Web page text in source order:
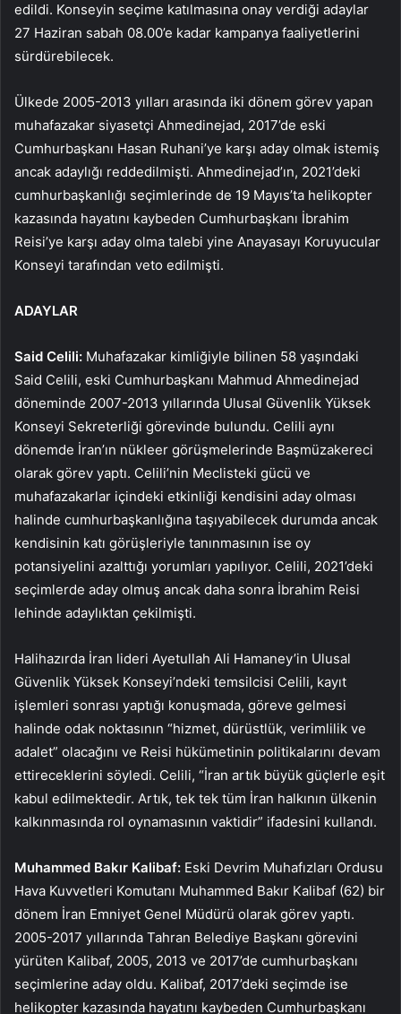
edildi. Konseyin seçime katılmasına onay verdiği adaylar
27 Haziran sabah 08.00’e kadar kampanya faaliyetlerini
sürdürebilecek.
Ülkede 2005-2013 yılları arasında iki dönem görev yapan
muhafazakar siyasetçi Ahmedinejad, 2017’de eski
Cumhurbaşkanı Hasan Ruhani’ye karşı aday olmak istemiş
ancak adaylığı reddedilmişti. Ahmedinejad’ın, 2021’deki
cumhurbaşkanlığı seçimlerinde de 19 Mayıs’ta helikopter
kazasında hayatını kaybeden Cumhurbaşkanı İbrahim
Reisi’ye karşı aday olma talebi yine Anayasayı Koruyucular
Konseyi tarafından veto edilmişti.
ADAYLAR
Said Celili: Muhafazakar kimliğiyle bilinen 58 yaşındaki
Said Celili, eski Cumhurbaşkanı Mahmud Ahmedinejad
döneminde 2007-2013 yıllarında Ulusal Güvenlik Yüksek
Konseyi Sekreterliği görevinde bulundu. Celili aynı
dönemde İran’ın nükleer görüşmelerinde Başmüzakereci
olarak görev yaptı. Celili’nin Meclisteki gücü ve
muhafazakarlar içindeki etkinliği kendisini aday olması
halinde cumhurbaşkanlığına taşıyabilecek durumda ancak
kendisinin katı görüşleriyle tanınmasının ise oy
potansiyelini azalttığı yorumları yapılıyor. Celili, 2021’deki
seçimlerde aday olmuş ancak daha sonra İbrahim Reisi
lehinde adaylıktan çekilmişti.
Halihazırda İran lideri Ayetullah Ali Hamaney’in Ulusal
Güvenlik Yüksek Konseyi’ndeki temsilcisi Celili, kayıt
işlemleri sonrası yaptığı konuşmada, göreve gelmesi
halinde odak noktasının “hizmet, dürüstlük, verimlilik ve
adalet” olacağını ve Reisi hükümetinin politikalarını devam
ettireceklerini söyledi. Celili, “İran artık büyük güçlerle eşit
kabul edilmektedir. Artık, tek tek tüm İran halkının ülkenin
kalkınmasında rol oynamasının vaktidir” ifadesini kullandı.
Muhammed Bakır Kalibaf: Eski Devrim Muhafızları Ordusu
Hava Kuvvetleri Komutanı Muhammed Bakır Kalibaf (62) bir
dönem İran Emniyet Genel Müdürü olarak görev yaptı.
2005-2017 yıllarında Tahran Belediye Başkanı görevini
yürüten Kalibaf, 2005, 2013 ve 2017’de cumhurbaşkanı
seçimlerine aday oldu. Kalibaf, 2017’deki seçimde ise
helikopter kazasında hayatını kaybeden Cumhurbaşkanı